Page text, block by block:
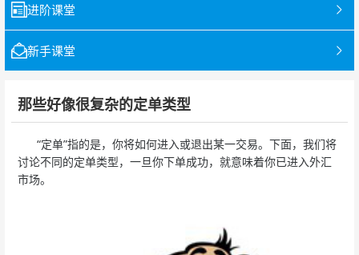
进阶课堂
新手课堂
那些好像很复杂的定单类型
“定单”指的是，你将如何进入或退出某一交易。下面，我们将
讨论不同的定单类型，一旦你下单成功，就意味着你已进入外汇
市场。